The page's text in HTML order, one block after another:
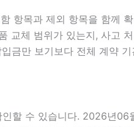
항목과 제외 항목을 함
체 범위가 있는지, 사고
만 보기보다 전체 계약
인할 수 있습니다. 2026년